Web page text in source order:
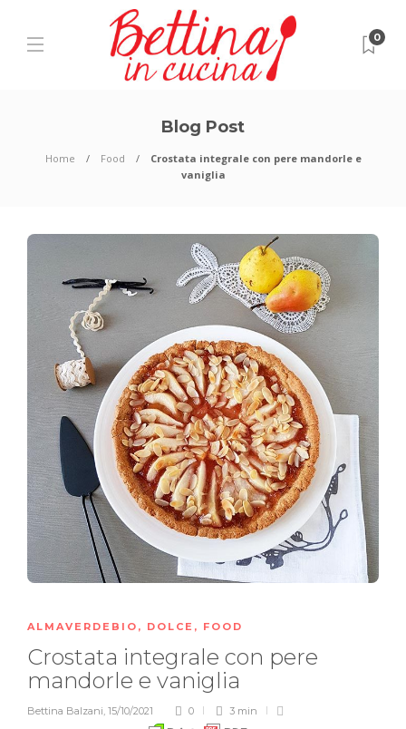
0
Blog Post
Home Food
Crostata integrale con pere mandorle e
vaniglia
ALMAVERDEBIO , DOLCE , FOOD
Crostata integrale con pere
mandorle e vaniglia
Bettina Balzani, 15/10/2021 0 3 min